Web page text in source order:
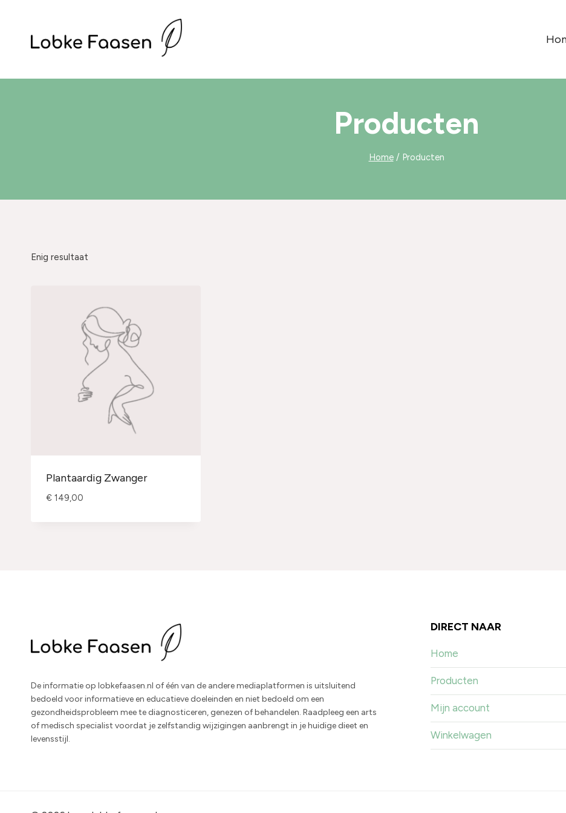
Producten
Home / Producten
Enig resultaat
Plantaardig Zwanger
€149,00
De informatie op lobkefaasen.nl of één van de andere mediaplatformen is uitsluitend
bedoeld voor informatieve en educatieve doeleinden en niet bedoeld om een
gezondheidsprobleem mee te diagnosticeren, genezen of behandelen. Raadpleeg een arts
of medisch specialist voordat je zelfstandig wijzigingen aanbrengt in je huidige dieet en
levensstijl.
DIRECT NAAR
Home
Producten
Mijn account
Winkelwagen